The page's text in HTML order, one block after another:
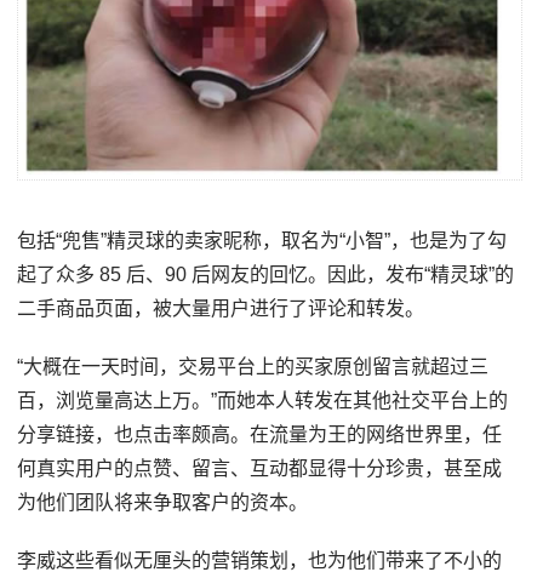
包括“兜售”精灵球的卖家昵称，取名为“小智”，也是为了勾
起了众多 85 后、90 后网友的回忆。因此，发布“精灵球”的
二手商品页面，被大量用户进行了评论和转发。
“大概在一天时间，交易平台上的买家原创留言就超过三
百，浏览量高达上万。”而她本人转发在其他社交平台上的
分享链接，也点击率颇高。在流量为王的网络世界里，任
何真实用户的点赞、留言、互动都显得十分珍贵，甚至成
为他们团队将来争取客户的资本。
李威这些看似无厘头的营销策划，也为他们带来了不小的